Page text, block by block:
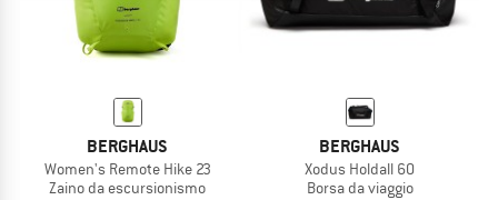
BERGHAUS
Women's Remote Hike 23
Zaino da escursionismo
BERGHAUS
Xodus Holdall 60
Borsa da viaggio